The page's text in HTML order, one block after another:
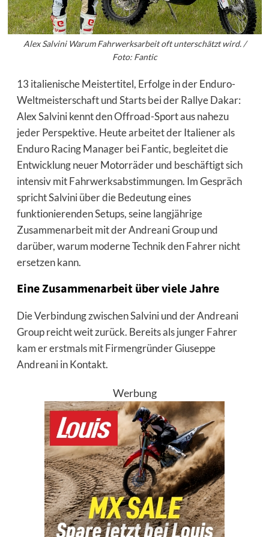
Alex Salvini Warum Fahrwerksarbeit oft unterschätzt wird. /
Foto: Fantic
13 italienische Meistertitel, Erfolge in der Enduro-
Weltmeisterschaft und Starts bei der Rallye Dakar:
Alex Salvini kennt den Offroad-Sport aus nahezu
jeder Perspektive. Heute arbeitet der Italiener als
Enduro Racing Manager bei Fantic, begleitet die
Entwicklung neuer Motorräder und beschäftigt sich
intensiv mit Fahrwerksabstimmungen. Im Gespräch
spricht Salvini über die Bedeutung eines
funktionierenden Setups, seine langjährige
Zusammenarbeit mit der Andreani Group und
darüber, warum moderne Technik den Fahrer nicht
ersetzen kann.
Eine Zusammenarbeit über viele Jahre
Die Verbindung zwischen Salvini und der Andreani
Group reicht weit zurück. Bereits als junger Fahrer
kam er erstmals mit Firmengründer Giuseppe
Andreani in Kontakt.
Werbung